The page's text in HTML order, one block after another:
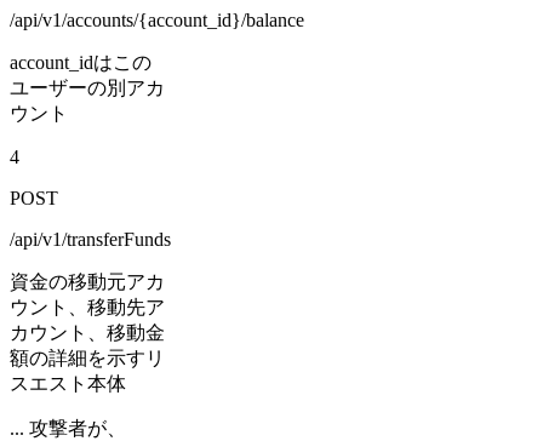
/api/v1/accounts/{account_id}/balance
account_idはこの
ユーザーの別アカ
ウント
4
POST
/api/v1/transferFunds
資金の移動元アカ
ウント、移動先ア
カウント、移動金
額の詳細を示すリ
スエスト本体
... 攻撃者が、